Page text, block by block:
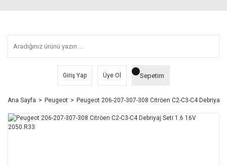
Giriş Yap Üye Ol Sepetim
Ana Sayfa Peugeot Peugeot 206-207-307-308 Citröen C2-C3-C4 Debriyaj